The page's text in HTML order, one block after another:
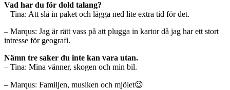
Vad har du för dold talang?
– Tina: Att slå in paket och lägga ned lite extra tid för det.
– Marqus: Jag är rätt vass på att plugga in kartor då jag har ett stort
intresse för geografi.
Nämn tre saker du inte kan vara utan.
– Tina: Mina vänner, skogen och min bil.
– Marqus: Familjen, musiken och mjölet😉